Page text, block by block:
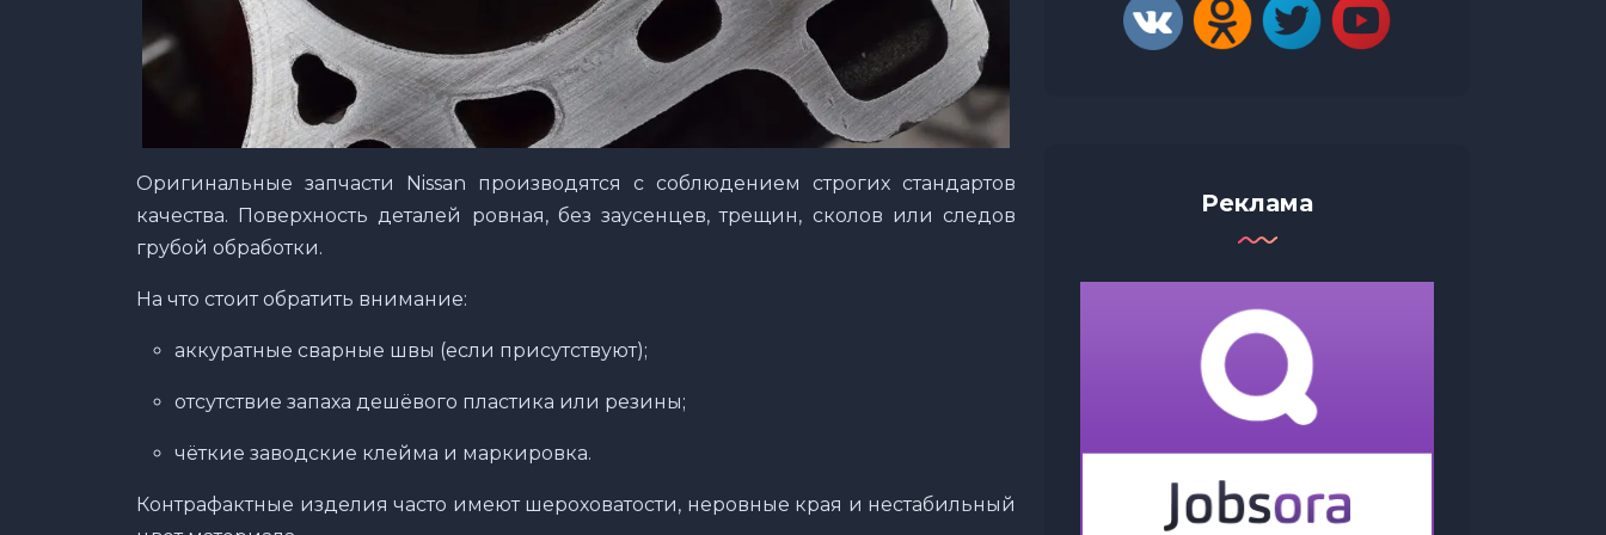
Оригинальные запчасти Nissan производятся с соблюдением строгих стандартов
качества. Поверхность деталей ровная, без заусенцев, трещин, сколов или следов
грубой обработки.
На что стоит обратить внимание:
аккуратные сварные швы (если присутствуют);
отсутствие запаха дешёвого пластика или резины;
чёткие заводские клейма и маркировка.
Контрафактные изделия часто имеют шероховатости, неровные края и нестабильный
Реклама